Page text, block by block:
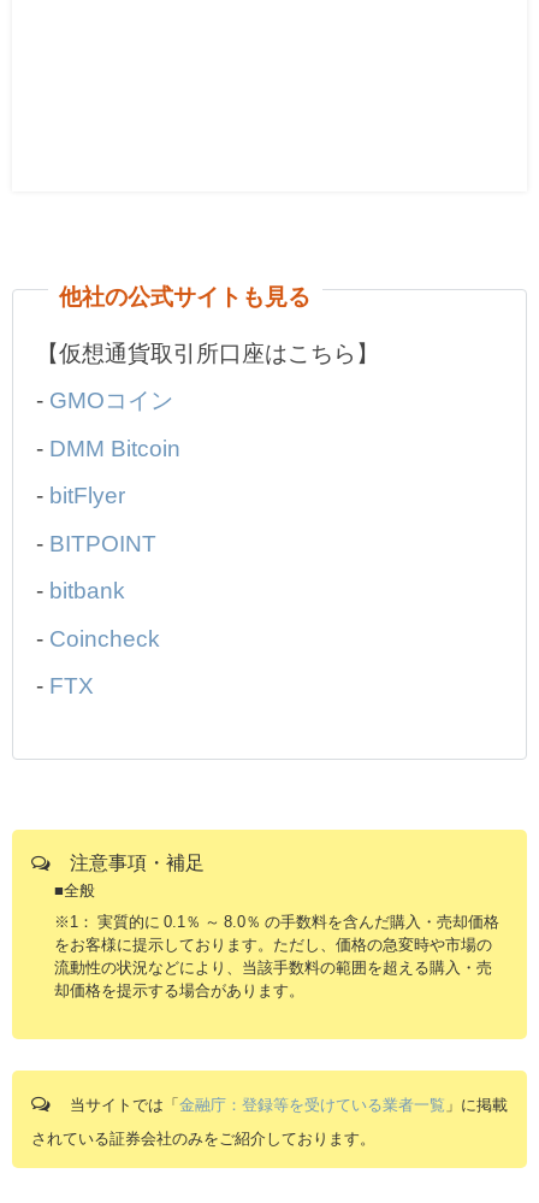
他社の公式サイトも見る
【仮想通貨取引所口座はこちら】
- GMOコイン
- DMM Bitcoin
- bitFlyer
- BITPOINT
- bitbank
- Coincheck
- FTX
注意事項・補足
■全般
※1： 実質的に 0.1％ ～ 8.0％ の手数料を含んだ購入・売却価格
をお客様に提示しております。ただし、価格の急変時や市場の
流動性の状況などにより、当該手数料の範囲を超える購入・売
却価格を提示する場合があります。
当サイトでは「 金融庁：登録等を受けている業者一覧 」に掲載
されている証券会社のみをご紹介しております。